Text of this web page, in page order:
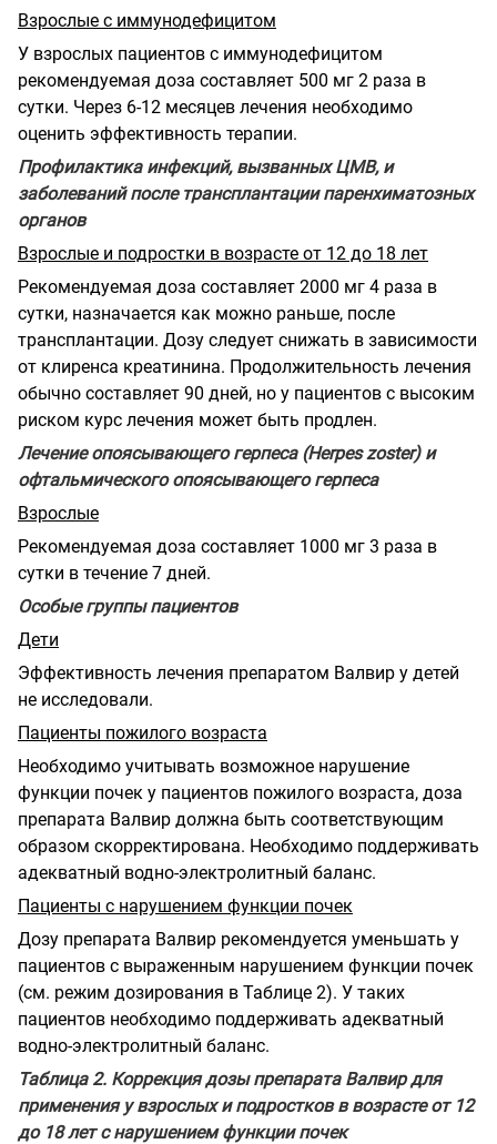
Взрослые с иммунодефицитом
У взрослых пациентов с иммунодефицитом
рекомендуемая доза составляет 500 мг 2 раза в
сутки. Через 6-12 месяцев лечения необходимо
оценить эффективность терапии.
Профилактика инфекций, вызванных ЦМВ, и
заболеваний после трансплантации паренхиматозных
органов
Взрослые и подростки в возрасте от 12 до 18 лет
Рекомендуемая доза составляет 2000 мг 4 раза в
сутки, назначается как можно раньше, после
трансплантации. Дозу следует снижать в зависимости
от клиренса креатинина. Продолжительность лечения
обычно составляет 90 дней, но у пациентов с высоким
риском курс лечения может быть продлен.
Лечение опоясывающего герпеса (Herpes zoster) и
офтальмического опоясывающего герпеса
Взрослые
Рекомендуемая доза составляет 1000 мг 3 раза в
сутки в течение 7 дней.
Особые группы пациентов
Дети
Эффективность лечения препаратом Валвир у детей
не исследовали.
Пациенты пожилого возраста
Необходимо учитывать возможное нарушение
функции почек у пациентов пожилого возраста, доза
препарата Валвир должна быть соответствующим
образом скорректирована. Необходимо поддерживать
адекватный водно-электролитный баланс.
Пациенты с нарушением функции почек
Дозу препарата Валвир рекомендуется уменьшать у
пациентов с выраженным нарушением функции почек
(см. режим дозирования в Таблице 2). У таких
пациентов необходимо поддерживать адекватный
водно-электролитный баланс.
Таблица 2. Коррекция дозы препарата Валвир для
применения у взрослых и подростков в возрасте от 12
до 18 лет с нарушением функции почек